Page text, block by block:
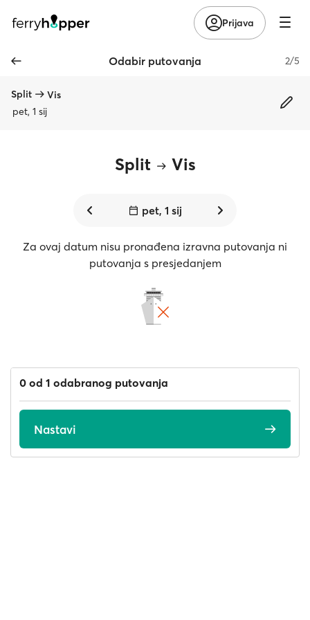
Prijava
Odabir putovanja 2/5
Split
Vis
pet, 1 sij
Split Vis
pet, 1 sij
Za ovaj datum nisu pronađena izravna putovanja ni
putovanja s presjedanjem
0 od 1 odabranog putovanja
Nastavi